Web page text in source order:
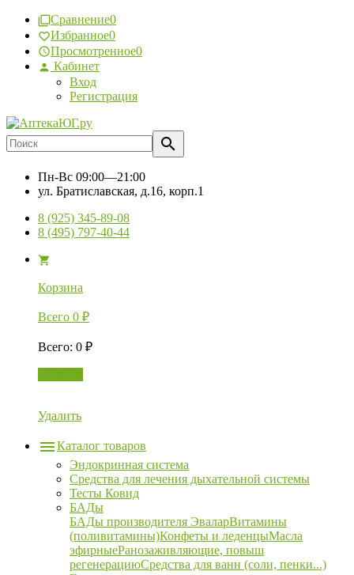
Сравнение0
Избранное0
Просмотренное0
Кабинет
Вход
Регистрация
Пн-Вс 09:00—21:00
ул. Братиславская, д.16, корп.1
8 (925) 345-89-08
8 (495) 797-40-44
Корзина
Всего 0 ₽
Всего: 0 ₽
Удалить
Каталог товаров
Эндокринная система
Средства для лечения дыхательной системы
Тесты Ковид
БАДы
БАДы производителя ЭваларВитамины
(поливитамины)Конфеты и леденцыМасла
эфирныеРанозаживляющие, повыш
регенерациюСредства для ванн (соли, пенки...)